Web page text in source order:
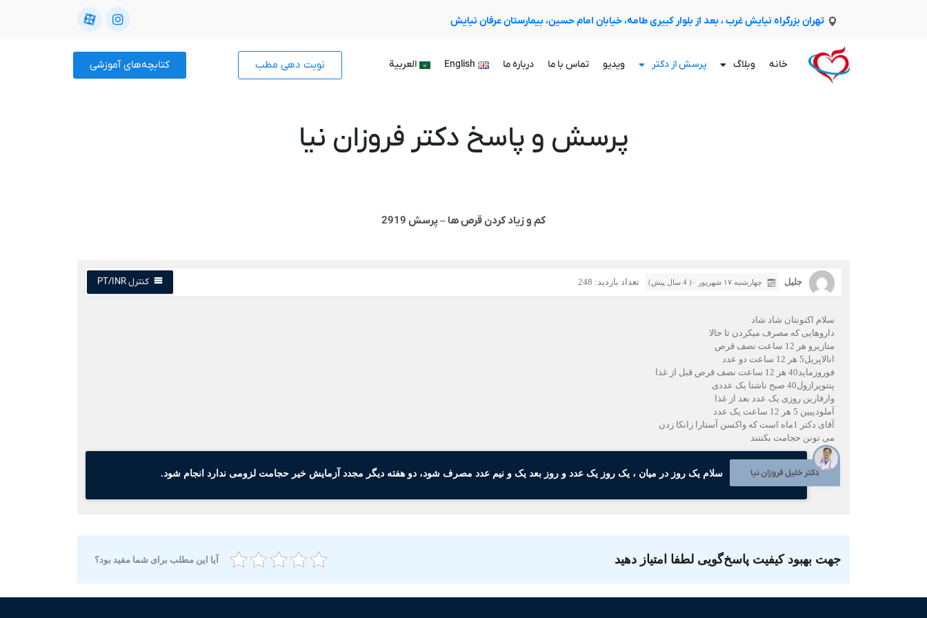
تهران بزرگراه نیایش غرب ، بعد از بلوار کبیری طامه، خیابان امام حسین، بیمارستان عرفان نیایش
خانه وبلاگ پرسش از دکتر ویدیو تماس با ما درباره ما English العربية نوبت دهی مطب کتابچه‌های آموزشی
پرسش و پاسخ دکتر فروزان نیا
کم و زیاد کردن قرص ها – پرسش 2919
جلیل چهارشنبه ۱۷ شهریور ۰( 4 سال پیش) تعداد بازدید: 248 کنترل PT/INR
سلام اکنونتان شاد شاد
داروهایی که مصرف میکردن تا حالا
متازیرو هر 12 ساعت نصف قرص
انالاپریل5 هر 12 ساعت دو عدد
فوروزماید40 هر 12 ساعت نصف قرص قبل از غذا
پنتوپرازول40 صبح ناشتا یک عددی
وارفارین روزی یک عدد بعد از غذا
آملودپیین 5 هر 12 ساعت یک عدد
آقای دکتر 1ماه است که واکسن آستارا زانکا زدن
می تونن حجامت بکننند
دکتر خلیل فروزان نیا سلام یک روز در میان ، یک روز یک عدد و روز بعد یک و نیم عدد مصرف شود، دو هفته دیگر مجدد آزمایش خیر حجامت لزومی ندارد انجام شود.
جهت بهبود کیفیت پاسخ‌گویی لطفا امتیاز دهید آیا این مطلب برای شما مفید بود؟